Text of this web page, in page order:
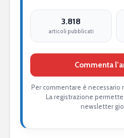
3.818
articoli pubblicati
Commenta
Per commentare è necessario
La registrazione
newsletter